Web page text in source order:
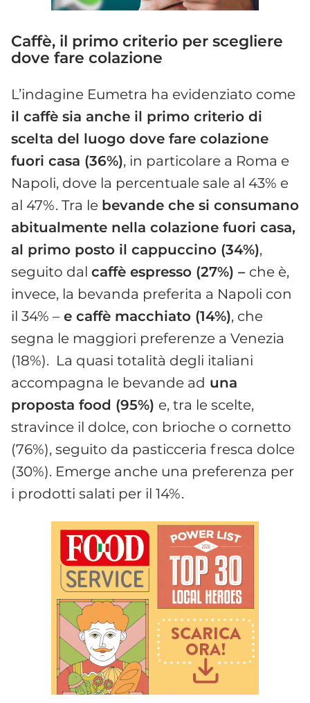
Caffè, il primo criterio per scegliere
dove fare colazione
L’indagine Eumetra ha evidenziato come
il caffè sia anche il primo criterio di
scelta del luogo dove fare colazione
fuori casa (36%), in particolare a Roma e
Napoli, dove la percentuale sale al 43% e
al 47%. Tra le bevande che si consumano
abitualmente nella colazione fuori casa,
al primo posto il cappuccino (34%),
seguito dal caffè espresso (27%) – che è,
invece, la bevanda preferita a Napoli con
il 34% – e caffè macchiato (14%), che
segna le maggiori preferenze a Venezia
(18%). La quasi totalità degli italiani
accompagna le bevande ad una
proposta food (95%) e, tra le scelte,
stravince il dolce, con brioche o cornetto
(76%), seguito da pasticceria fresca dolce
(30%). Emerge anche una preferenza per
i prodotti salati per il 14%.